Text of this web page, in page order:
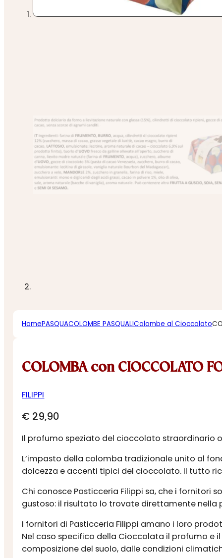
HomePASQUACOLOMBE PASQUALIColombe al Cioccolato
COLOMBA con CIOCCOLATO
FILIPPI
€ 29,90
Il profumo speziato del cioccolato straordinario
L’impasto della colomba tradizionale unito al
dolcezza e accenti tipici del cioccolato. Il tutto
Chi conosce Pasticceria Filippi sa, che i
gustoso: il risultato lo trovate direttamente nella
I fornitori di Pasticceria Filippi amano i loro
Nel caso specifico della Cioccolata il profumo e
composizione del suolo, dalle condizioni